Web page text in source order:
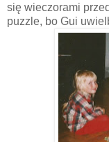
się wieczorami
puzzle, bo Gui